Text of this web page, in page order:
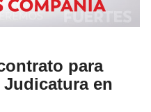
para
Judicatura en